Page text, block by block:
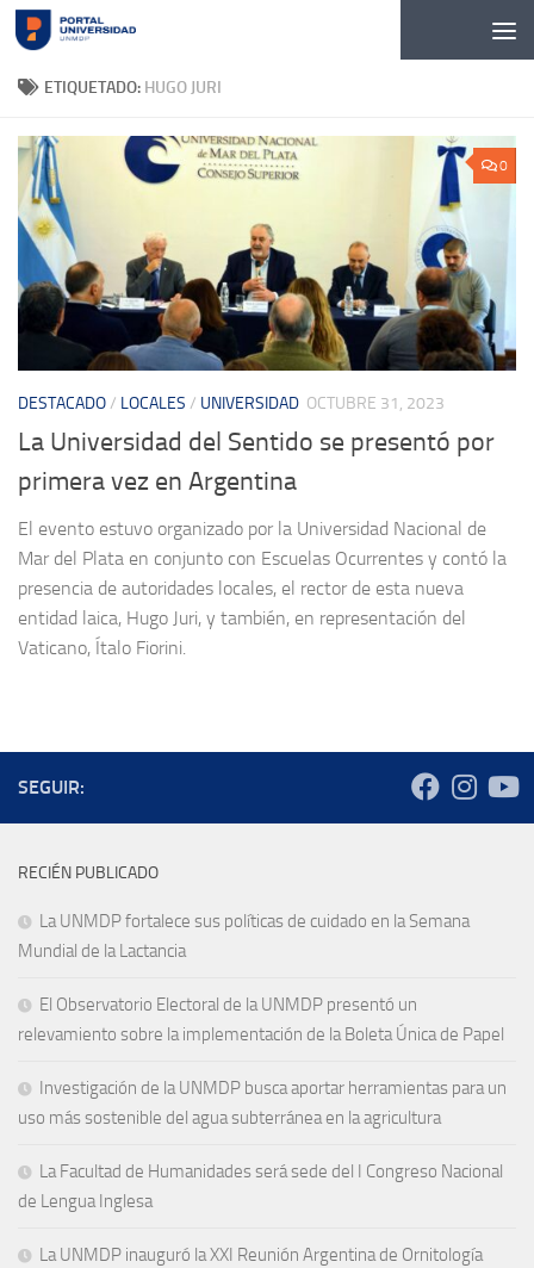
Skip to content
ETIQUETADO: HUGO JURI
0
DESTACADO/ LOCALES / UNIVERSIDAD OCTUBRE 31, 2023
La Universidad del Sentido se presentó por
primera vez en Argentina
El evento estuvo organizado por la Universidad Nacional de
Mar del Plata en conjunto con Escuelas Ocurrentes y contó la
presencia de autoridades locales, el rector de esta nueva
entidad laica, Hugo Juri, y también, en representación del
Vaticano, Ítalo Fiorini.
SEGUIR:
RECIÉN PUBLICADO
La UNMDP fortalece sus políticas de cuidado en la Semana
Mundial de la Lactancia
El Observatorio Electoral de la UNMDP presentó un
relevamiento sobre la implementación de la Boleta Única de Papel
Investigación de la UNMDP busca aportar herramientas para un
uso más sostenible del agua subterránea en la agricultura
La Facultad de Humanidades será sede del I Congreso Nacional
de Lengua Inglesa
La UNMDP inauguró la XXI Reunión Argentina de Ornitología